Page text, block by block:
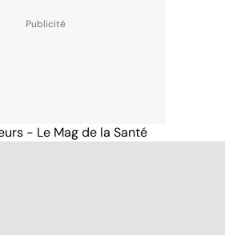
- Le Mag de la Santé